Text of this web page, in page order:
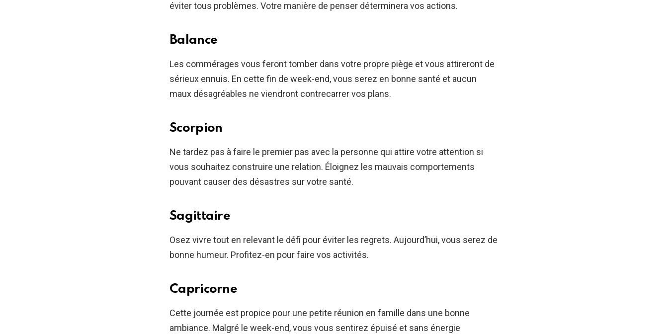
éviter tous problèmes. Votre manière de penser déterminera vos actions.
Balance
Les commérages vous feront tomber dans votre propre piège et vous attireront de
sérieux ennuis. En cette fin de week-end, vous serez en bonne santé et aucun
maux désagréables ne viendront contrecarrer vos plans.
Scorpion
Ne tardez pas à faire le premier pas avec la personne qui attire votre attention si
vous souhaitez construire une relation. Éloignez les mauvais comportements
pouvant causer des désastres sur votre santé.
Sagittaire
Osez vivre tout en relevant le défi pour éviter les regrets. Aujourd’hui, vous serez de
bonne humeur. Profitez-en pour faire vos activités.
Capricorne
Cette journée est propice pour une petite réunion en famille dans une bonne
ambiance. Malgré le week-end, vous vous sentirez épuisé et sans énergie